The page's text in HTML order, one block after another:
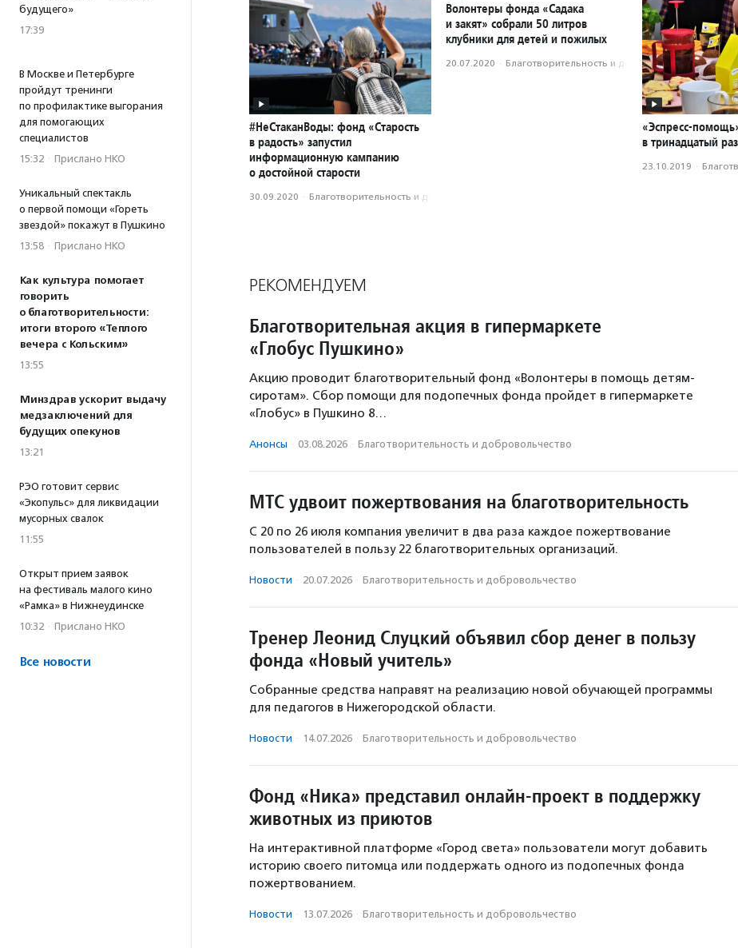
будущего»
17:39
В Москве и Петербурге
пройдут тренинги
по профилактике выгорания
для помогающих
специалистов
15:32 · Прислано НКО
Уникальный спектакль
о первой помощи «Гореть
звездой» покажут в Пушкино
13:58 · Прислано НКО
Как культура помогает
говорить
о благотворительности:
итоги второго «Теплого
вечера с Кольским»
13:55
Минздрав ускорит выдачу
медзаключений для
будущих опекунов
13:21
РЭО готовит сервис
«Экопульс» для ликвидации
мусорных свалок
11:55
Открыт прием заявок
на фестиваль малого кино
«Рамка» в Нижнеудинске
10:32 · Прислано НКО
Все новости
#НеСтаканВоды: фонд «Старость
в радость» запустил
информационную кампанию
о достойной старости
30.09.2020 · Благотвори­тель­ность и доброволь­чест­во
Волонтеры фонда «Садака
и закят» собрали 50 литров
клубники для детей и пожилых
20.07.2020 · Благотвори­тель­ность и доброволь­чест­во
«Эспресс-
в тринадцатый раз
23.10.2019 ·
РЕКОМЕНДУЕМ
Благотворительная акция в гипермаркете
«Глобус Пушкино»
Акцию проводит благотворительный фонд «Волонтеры в помощь детям-
сиротам». Сбор помощи для подопечных фонда пройдет в гипермаркете
«Глобус» в Пушкино 8…
Анонсы · 03.08.2026 · Благотвори­тель­ность и доброволь­чест­во
МТС удвоит пожертвования на благотворительность
С 20 по 26 июля компания увеличит в два раза каждое пожертвование
пользователей в пользу 22 благотворительных организаций.
Новости · 20.07.2026 · Благотвори­тель­ность и доброволь­чест­во
Тренер Леонид Слуцкий объявил сбор денег в пользу
фонда «Новый учитель»
Собранные средства направят на реализацию новой обучающей программы
для педагогов в Нижегородской области.
Новости · 14.07.2026 · Благотвори­тель­ность и доброволь­чест­во
Фонд «Ника» представил онлайн-проект в поддержку
животных из приютов
На интерактивной платформе «Город света» пользователи могут добавить
историю своего питомца или поддержать одного из подопечных фонда
пожертвованием.
Новости · 13.07.2026 · Благотвори­тель­ность и доброволь­чест­во